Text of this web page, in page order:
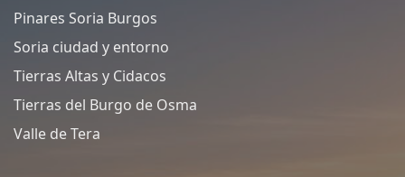
Pinares Soria Burgos
Soria ciudad y entorno
Tierras Altas y Cidacos
Tierras del Burgo de Osma
Valle de Tera